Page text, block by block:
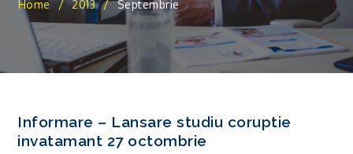
Home 2013 Septembrie
Informare – Lansare studiu coruptie
invatamant 27 octombrie